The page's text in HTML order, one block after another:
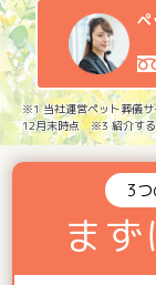
ペ
※1 当社運営ペット葬儀サ
12月末時点 ※3 紹介する
3つ
まず